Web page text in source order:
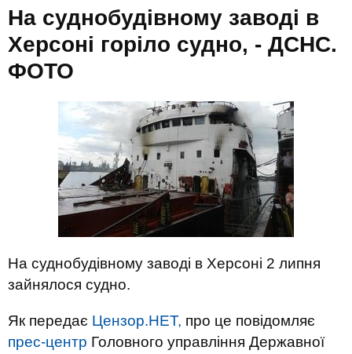
На суднобудівному заводі в
Херсоні горіло судно, - ДСНС.
ФОТО
На суднобудівному заводі в Херсоні 2 липня
зайнялося судно.
Як передає Цензор.НЕТ, про це повідомляє
прес-центр Головного управління Державної